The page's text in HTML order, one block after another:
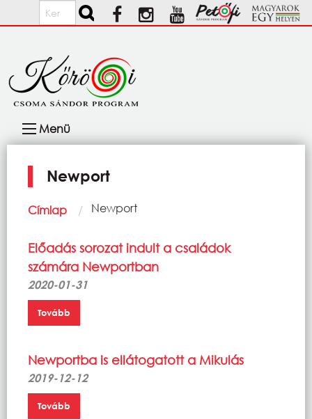
Ugrás a tartalomra
Keresés
navigáció
Menü
Newport
Morzsa
Címlap Current:
Newport
Előadás sorozat indult a családok
számára Newportban
2020-01-31
Tovább
Newportba is ellátogatott a Mikulás
2019-12-12
Tovább